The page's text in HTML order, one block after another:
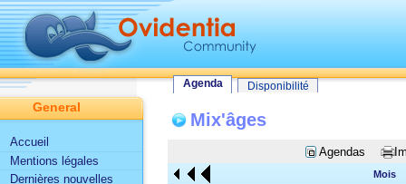
Tout le site
Utilisateur
Fonctionnalités d'Ovidentia
Agenda
Agenda Disponibilité
Mix'âges
Agendas
Mois
General
Accueil
Mentions légales
Dernières nouvelles